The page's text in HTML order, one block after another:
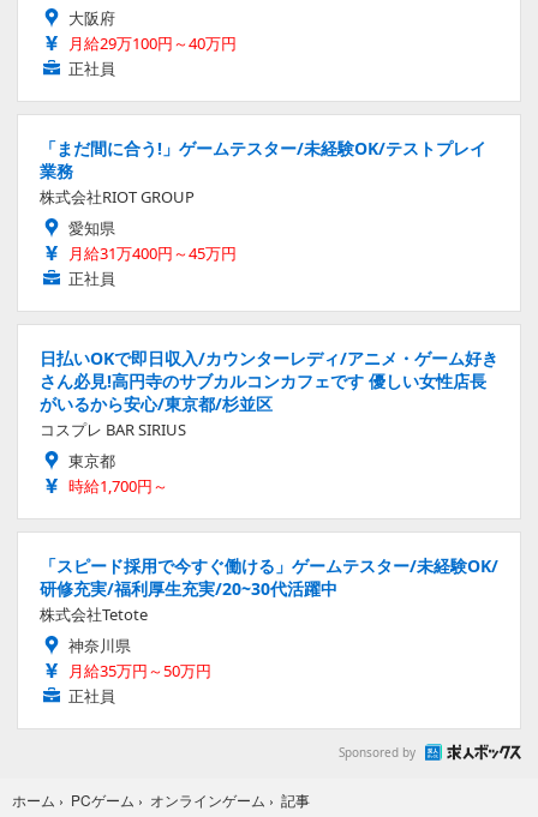
大阪府
月給29万100円～40万円
正社員
「まだ間に合う!」ゲームテスター/未経験OK/テストプレイ
業務
株式会社RIOT GROUP
愛知県
月給31万400円～45万円
正社員
日払いOKで即日収入/カウンターレディ/アニメ・ゲーム好き
さん必見!高円寺のサブカルコンカフェです 優しい女性店長
がいるから安心/東京都/杉並区
コスプレ BAR SIRIUS
東京都
時給1,700円～
「スピード採用で今すぐ働ける」ゲームテスター/未経験OK/
研修充実/福利厚生充実/20~30代活躍中
株式会社Tetote
神奈川県
月給35万円～50万円
正社員
Sponsored by
ホーム › PCゲーム › オンラインゲーム › 記事